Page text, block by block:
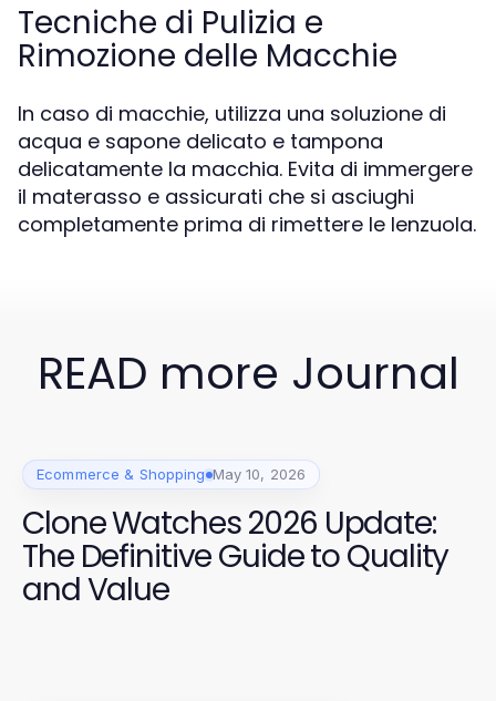
Tecniche di Pulizia e
Rimozione delle Macchie
In caso di macchie, utilizza una soluzione di
acqua e sapone delicato e tampona
delicatamente la macchia. Evita di immergere
il materasso e assicurati che si asciughi
completamente prima di rimettere le lenzuola.
READ more Journal
Ecommerce & Shopping May 10, 2026
Clone Watches 2026 Update:
The Definitive Guide to Quality
and Value